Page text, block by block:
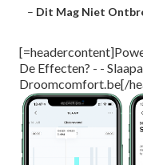
– Dit Mag Niet
De Effecten? - -
Droomcomfort.be[/